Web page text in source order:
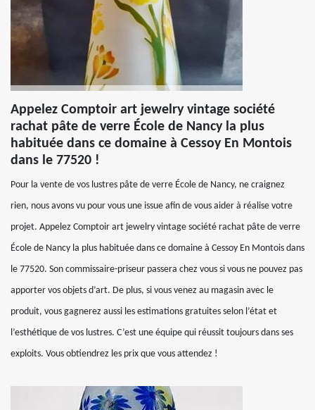
Appelez Comptoir art jewelry vintage société
rachat pâte de verre École de Nancy la plus
habituée dans ce domaine à Cessoy En Montois
dans le 77520 !
Pour la vente de vos lustres pâte de verre École de Nancy, ne craignez
rien, nous avons vu pour vous une issue afin de vous aider à réalise votre
projet. Appelez Comptoir art jewelry vintage société rachat pâte de verre
École de Nancy la plus habituée dans ce domaine à Cessoy En Montois dans
le 77520. Son commissaire-priseur passera chez vous si vous ne pouvez pas
apporter vos objets d’art. De plus, si vous venez au magasin avec le
produit, vous gagnerez aussi les estimations gratuites selon l’état et
l’esthétique de vos lustres. C’est une équipe qui réussit toujours dans ses
exploits. Vous obtiendrez les prix que vous attendez !